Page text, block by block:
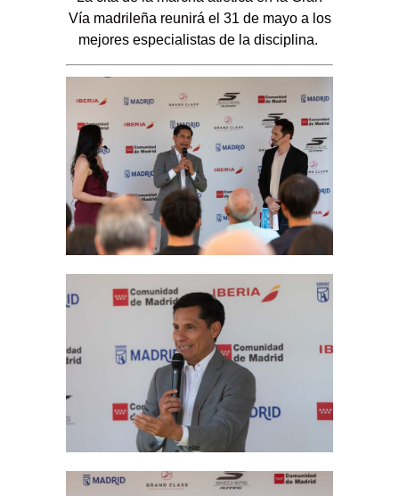
Vía madrileña reunirá el 31 de mayo a los
mejores especialistas de la disciplina.